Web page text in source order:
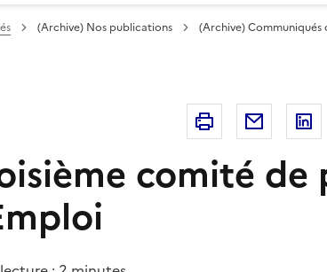
(Archive) Nos publications (Archive) Communiqués
Imprimer Courriel
comité de